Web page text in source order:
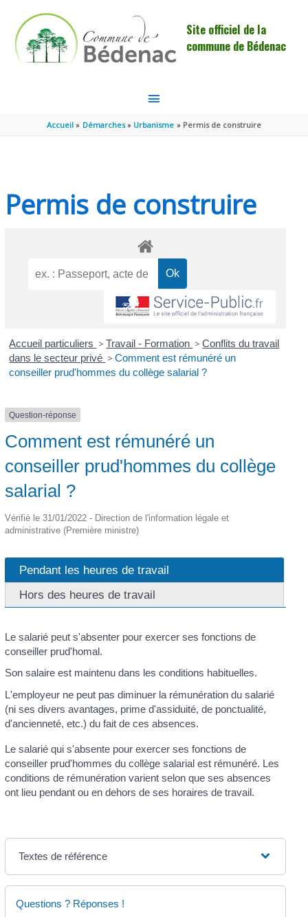
Site officiel de la
commune de Bédenac
MENU
PRINCIPAL
Accueil Démarches Urbanisme Permis de construire
Permis de construire
Accueil particuliers > Travail - Formation > Conflits du travail
dans le secteur privé > Comment est rémunéré un
conseiller prud'hommes du collège salarial ?
Question-réponse
Comment est rémunéré un
conseiller prud'hommes du collège
salarial ?
Vérifié le 31/01/2022 - Direction de l'information légale et
administrative (Première ministre)
Pendant les heures de travail
Hors des heures de travail
Le salarié peut s'absenter pour exercer ses fonctions de
conseiller prud'homal.
Son salaire est maintenu dans les conditions habituelles.
L'employeur ne peut pas diminuer la rémunération du salarié
(ni ses divers avantages, prime d'assiduité, de ponctualité,
d'ancienneté, etc.) du fait de ces absences.
Le salarié qui s'absente pour exercer ses fonctions de
conseiller prud'hommes du collège salarial est rémunéré. Les
conditions de rémunération varient selon que ses absences
ont lieu pendant ou en dehors de ses horaires de travail.
Textes de référence
Questions ? Réponses !